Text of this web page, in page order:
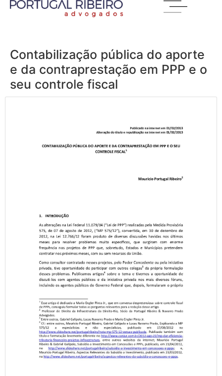
Contabilização pública do aporte
e da contraprestação em PPP e o
seu controle fiscal